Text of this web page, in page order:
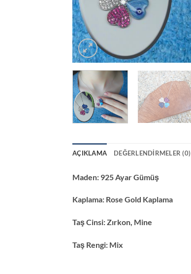
AÇIKLAMA DEĞERLENDIRMELER (0)
Maden: 925 Ayar Gümüş
Kaplama: Rose Gold Kaplama
Taş Cinsi:Zırkon, Mine
Taş Rengi: Mix